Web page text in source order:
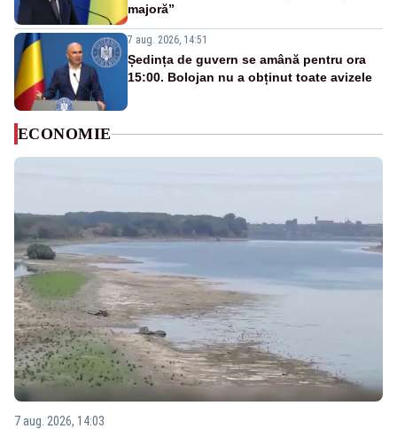
majoră”
7 aug. 2026, 14:51
Ședința de guvern se amână pentru ora
15:00. Bolojan nu a obținut toate avizele
ECONOMIE
7 aug. 2026, 14:03